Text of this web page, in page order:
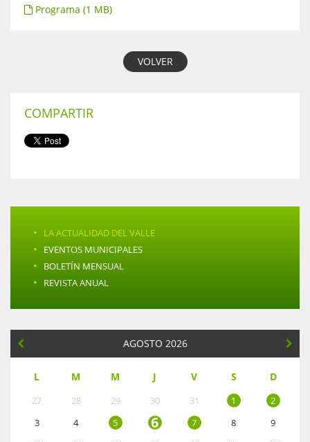
Programa (1 MB)
VOLVER
COMPARTIR
· LA ACTUALIDAD DEL VALLE
· EVENTOS MUNICIPALES
· BOLETÍN MENSUAL
· REVISTA ANUAL
AGOSTO 2026
L M M J V S D
27 28 29 30 31 1
2
3
4 5 6 7 8
9